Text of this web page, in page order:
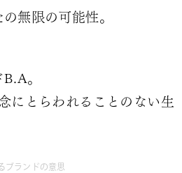
の無 限の可能性 。
B.A。
に と ら わ れる こ と の な い 生
ブランドの意思